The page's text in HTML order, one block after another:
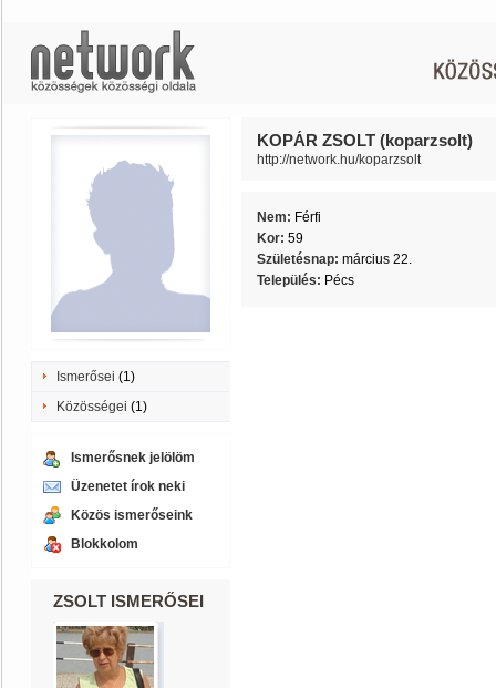
Ismerősei (1)
Közösségei (1)
Ismerősnek jelölöm
Üzenetet írok neki
Közös ismerőseink
Blokkolom
ZSOLT ISMERŐSEI
KOPÁR ZSOLT (koparzsolt)
http://network.hu/koparzsolt
Nem: Férfi
Kor: 59
Születésnap: március 22.
Település: Pécs